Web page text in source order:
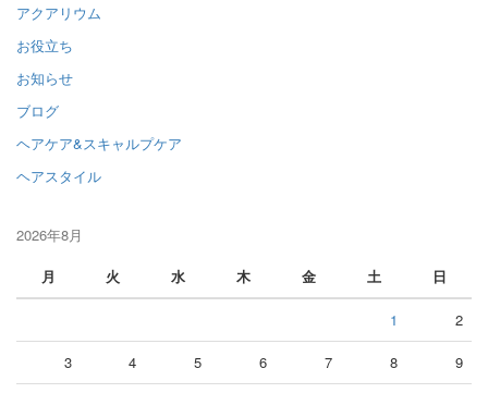
アクアリウム
お役立ち
お知らせ
ブログ
ヘアケア&スキャルプケア
ヘアスタイル
2026年8月
月
火 水 木 金 土 日
1 2
3 4 5 6 7 8 9